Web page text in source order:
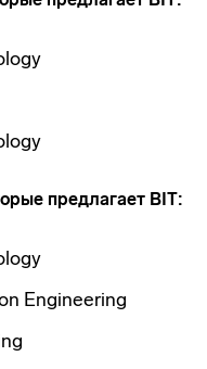
предлагает BIT:
Engineering